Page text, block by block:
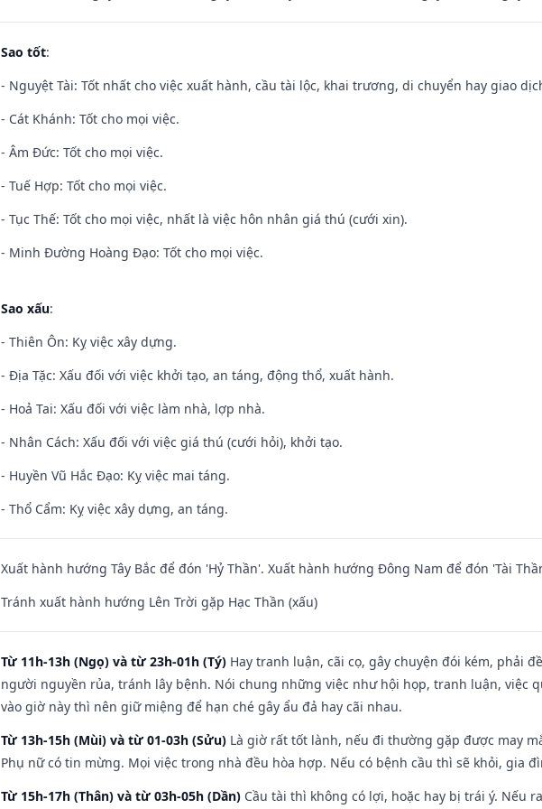
Sao tốt:
- Nguyệt Tài: Tốt nhất cho việc xuất hành, cầu tài lộc, khai trương, di chuyển hay giao
- Cát Khánh: Tốt cho mọi việc.
- Âm Đức: Tốt cho mọi việc.
- Tuế Hợp: Tốt cho mọi việc.
- Tục Thế: Tốt cho mọi việc, nhất là việc hôn nhân giá thú (cưới xin).
- Minh Đường Hoàng Đạo: Tốt cho mọi việc.
Sao xấu:
- Thiên Ôn: Kỵ việc xây dựng.
- Địa Tặc: Xấu đối với việc khởi tạo, an táng, động thổ, xuất hành.
- Hoả Tai: Xấu đối với việc làm nhà, lợp nhà.
- Nhân Cách: Xấu đối với việc giá thú (cưới hỏi), khởi tạo.
- Huyền Vũ Hắc Đạo: Kỵ việc mai táng.
- Thổ Cẩm: Kỵ việc xây dựng, an táng.
Xuất hành hướng Tây Bắc để đón 'Hỷ Thần'. Xuất hành hướng Đông Nam để đón 'Tài
Tránh xuất hành hướng Lên Trời gặp Hạc Thần (xấu)
Từ 11h-13h (Ngọ) và từ 23h-01h (Tý) Hay tranh luận, cãi cọ, gây chuyện đói kém, phải
người nguyền rủa, tránh lây bệnh. Nói chung những việc như hội họp, tranh luận, việc
vào giờ này thì nên giữ miệng để hạn ché gây ẩu đả hay cãi nhau.
Từ 13h-15h (Mùi) và từ 01-03h (Sửu) Là giờ rất tốt lành, nếu đi thường gặp được may
Phụ nữ có tin mừng. Mọi việc trong nhà đều hòa hợp. Nếu có bệnh cầu thì sẽ khỏi, gia
Từ 15h-17h (Thân) và từ 03h-05h (Dần) Cầu tài thì không có lợi, hoặc hay bị trái ý. Nếu